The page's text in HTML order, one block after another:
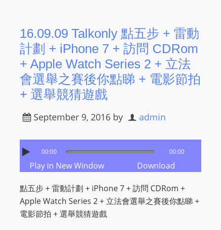
16.09.09 Talkonly 點五步 + 雷動
計劃 + iPhone 7 + 訪問 CDRom
+ Apple Watch Series 2 + 立法
會選舉之賽後你點睇 + 電影節拍
+ 選舉競猜遊戲
September 9, 2016 by admin
00:00 00:00
Play in New Window Download
點五步 + 雷動計劃 + iPhone 7 + 訪問 CDRom +
Apple Watch Series 2 + 立法會選舉之賽後你點睇 +
電影節拍 + 選舉競猜遊戲